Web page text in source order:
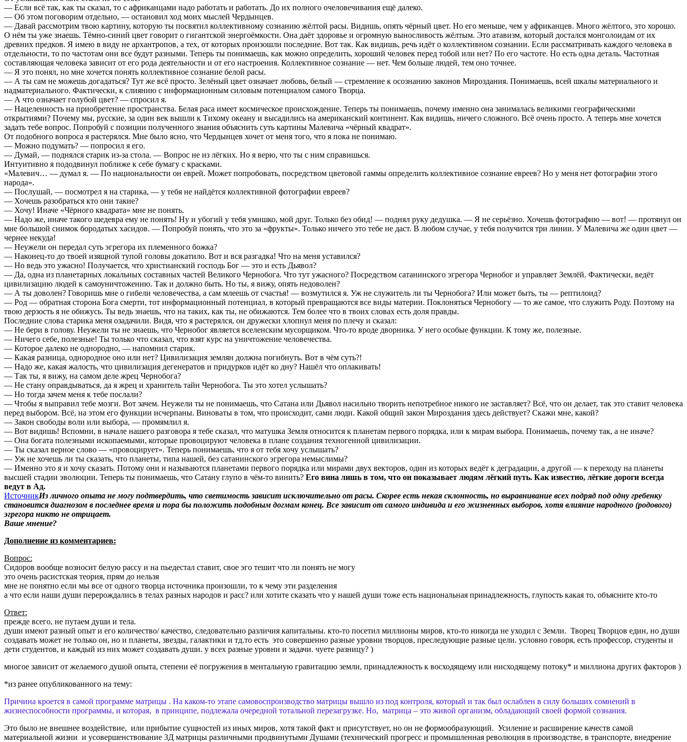
— Если всё так, как ты сказал, то с африканцами надо работать и работать. До их полного очеловечивания ещё далеко.
— Об этом поговорим отдельно, — остановил ход моих мыслей Чердынцев.
— Давай рассмотрим твою картину, которую ты посвятил коллективному сознанию жёлтой расы. Видишь, опять чёрный цвет. Но его меньше, чем у африканцев. Много жёлтого, это хорошо.
О нём ты уже знаешь. Тёмно-синий цвет говорит о гигантской энергоёмкости. Она даёт здоровье и огромную выносливость жёлтым. Это атавизм, который достался монголоидам от их
древних предков. Я имею в виду не архантропов, а тех, от которых произошли последние. Вот так. Как видишь, речь идёт о коллективном сознании. Если рассматривать каждого человека в
отдельности, то по частотам они все будут разными. Теперь ты понимаешь, как можно определить, хороший человек перед тобой или нет? По его частоте. Но есть одна деталь. Частотная
составляющая человека зависит от его рода деятельности и от его настроения. Коллективное сознание — нет. Чем больше людей, тем оно точнее.
— Я это понял, но мне хочется понять коллективное сознание белой расы.
— А ты сам не можешь догадаться? Тут же всё просто. Зелёный цвет означает любовь, белый — стремление к осознанию законов Мироздания. Понимаешь, всей шкалы материального и
надматериального. Фактически, к слиянию с информационным силовым потенциалом самого Творца.
— А что означает голубой цвет? — спросил я.
— Нацеленность на приобретение пространства. Белая раса имеет космическое происхождение. Теперь ты понимаешь, почему именно она занималась великими географическими
открытиями? Почему мы, русские, за один век вышли к Тихому океану и высадились на американский континент. Как видишь, ничего сложного. Всё очень просто. А теперь мне хочется
задать тебе вопрос. Попробуй с позиции полученного знания объяснить суть картины Малевича «чёрный квадрат».
От подобного вопроса я растерялся. Мне было ясно, что Чердынцев хочет от меня того, что я пока не понимаю.
— Можно подумать? — попросил я его.
— Думай, — поднялся старик из-за стола. — Вопрос не из лёгких. Но я верю, что ты с ним справишься.
Интуитивно я пододвинул поближе к себе бумагу с красками.
«Малевич… — думал я. — По национальности он еврей. Может попробовать, посредством цветовой гаммы определить коллективное сознание евреев? Но у меня нет фотографии этого
народа».
— Послушай, — посмотрел я на старика, — у тебя не найдётся коллективной фотографии евреев?
— Хочешь разобраться кто они такие?
— Хочу! Иначе «Чёрного квадрата» мне не понять.
— Надо же, иначе такого шедевра ему не понять! Ну и убогий у тебя умишко, мой друг. Только без обид! — поднял руку дедушка. — Я не серьёзно. Хочешь фотографию — вот! — протянул он
мне большой снимок бородатых хасидов. — Попробуй понять, что это за «фрукты». Только ничего это тебе не даст. В любом случае, у тебя получится три линии. У Малевича же один цвет —
чернее некуда!
— Неужели он передал суть эгрегора их племенного божка?
— Наконец-то до твоей изящной тупой головы докатило. Вот и вся разгадка! Что на меня уставился?
— Но ведь это ужасно! Получается, что христианский господь Бог — это и есть Дьявол?
— Да, одна из планетарных локальных составных частей Великого Чернобога. Что тут ужасного? Посредством сатанинского эгрегора Чернобог и управляет Землёй. Фактически, ведёт
цивилизацию людей к самоуничтожению. Так и должно быть. Но ты, я вижу, опять недоволен?
— А ты доволен? Говоришь мне о гибели человечества, а сам млеешь от счастья! — возмутился я. Уж не служитель ли ты Чернобога? Или может быть, ты — рептилоид?
— Род — обратная сторона Бога смерти, тот информационный потенциал, в который превращаются все виды материи. Поклоняться Чернобогу — то же самое, что служить Роду. Поэтому на
твою дерзость я не обижусь. Ты ведь знаешь, что на таких, как ты, не обижаются. Тем более что в твоих словах есть доля правды.
Последние слова старика меня озадачили. Видя, что я растерялся, он дружески хлопнул меня по плечу и сказал:
— Не бери в голову. Неужели ты не знаешь, что Чернобог является вселенским мусорщиком. Что-то вроде дворника. У него особые функции. К тому же, полезные.
— Ничего себе, полезные! Ты только что сказал, что взят курс на уничтожение человечества.
— Которое далеко не однородно, — напомнил старик.
— Какая разница, однородное оно или нет? Цивилизация землян должна погибнуть. Вот в чём суть?!
— Надо же, какая жалость, что цивилизация дегенератов и придурков идёт ко дну? Нашёл что оплакивать!
— Так ты, я вижу, на самом деле жрец Чернобога?
— Не стану оправдываться, да я жрец и хранитель тайн Чернобога. Ты это хотел услышать?
— Но тогда зачем меня к тебе послали?
— Чтобы я выправил тебе мозги. Вот зачем. Неужели ты не понимаешь, что Сатана или Дьявол насильно творить непотребное никого не заставляет? Всё, что он делает, так это ставит человека
перед выбором. Всё, на этом его функции исчерпаны. Виноваты в том, что происходит, сами люди. Какой общий закон Мироздания здесь действует? Скажи мне, какой?
— Закон свободы воли или выбора, — промямлил я.
— Вот видишь! Вспомни, в начале нашего разговора я тебе сказал, что матушка Земля относится к планетам первого порядка, или к мирам выбора. Понимаешь, почему так, а не иначе?
— Она богата полезными ископаемыми, которые провоцируют человека в плане создания техногенной цивилизации.
— Ты сказал верное слово — «провоцирует». Теперь понимаешь, что я от тебя хочу услышать?
— Уж не хочешь ли ты сказать, что планеты, типа нашей, без сатанинского эгрегора немыслимы?
— Именно это я и хочу сказать. Потому они и называются планетами первого порядка или мирами двух векторов, один из которых ведёт к деградации, а другой — к переходу на планеты
высшей стадии эволюции. Теперь ты понимаешь, что Сатану глупо в чём-то винить? Его вина лишь в том, что он показывает людям лёгкий путь. Как известно, лёгкие дороги всегда
ведут в Ад.
ИсточникИз личного опыта не могу подтвердить, что светимость зависит исключительно от расы. Скорее есть некая склонность, но выравнивание всех подряд под одну гребенку
становится диагнозом в последнее время и пора бы положить подобным догмам конец. Все зависит от самого индивида и его жизненных выборов, хотя влияние народного (родового)
эгрегора никто не отрицает.
Ваше мнение?
Дополнение из комментариев:
Вопрос:
Сидоров вообще возносит белую рассу и на пьедестал ставит, свое эго тешит что ли понять не могу
это очень расистская теория, прям до нельзя
мне не понятно если мы все от одного творца источника произошли, то к чему эти разделения
а что если наши души перерождались в телах разных народов и расс? или хотите сказать что у нашей души тоже есть национальная принадлежность, глупость какая то, объясните кто-то
Ответ:
прежде всего, не путаем души и тела.
души имеют разный опыт и его количество/ качество, следовательно различия капитальны. кто-то посетил миллионы миров, кто-то никогда не уходил с Земли. Творец Творцов един, но души
создавать может не только он, но и планеты, звезды, галактики и тд.то есть это совершенно разные уровни творцов, преследующие разные цели. условно говоря, есть профессор, студенты и
дети студентов, и каждый из них может создавать души. у всех разные уровни и задачи. чуете разницу? )
многое зависит от желаемого душой опыта, степени её погружения в ментальную гравитацию земли, принадлежность к восходящему или нисходящему потоку* и миллиона других факторов )
*из ранее опубликованного на тему:
Причина кроется в самой программе матрицы . На каком-то этапе самовоспроизводство матрицы вышло из под контроля, который и так был ослаблен в силу больших сомнений в
жизнеспособности программы, и которая, в принципе, подлежала очередной тотальной перезагрузке. Но, матрица – это живой организм, обладающий своей формой сознания.
Это было не внешнее воздействие, или прибытие сущностей из иных миров, хотя такой факт и присутствует, но он не формообразующий. Усиление и расширение качеств самой
материальной жизни и усовершенствование 3Д матрицы различными продвинутыми Душами (технический прогресс и промышленная революция в производстве, в транспорте, внедрение